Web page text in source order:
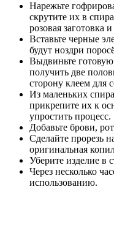
Нарежьте
скрутите их в
розовая заготовка
Вставьте черные
будут ноздри
Выдвиньте
получить две
сторону клеем для
Из маленьких
прикрепите их к
упростить процесс.
Добавьте брови,
Сделайте прорезь
оригинальная
Уберите изделие в
Через несколько
использованию.